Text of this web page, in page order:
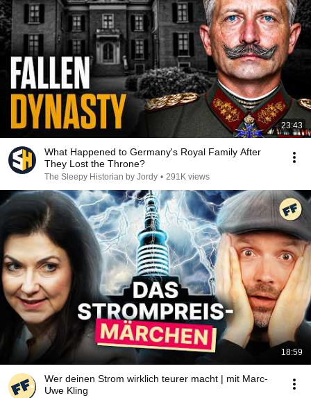
23:43
What Happened to Germany's Royal Family After
They Lost the Throne?
The Sleepy Historian by Jordy • 291K views
18:59
Wer deinen Strom wirklich teurer macht | mit Marc-
Uwe Kling